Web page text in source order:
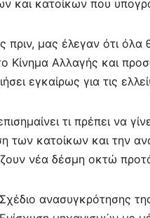
er
και κατοίκων που
πριν, μας έλεγαν ότι
Κίνημα Αλλαγής και
εγκαίρως για τις
τι πρέπει να
των κατοίκων και την
νέα δέσμη οκτώ
Σχέδιο ανασυγκρότησης